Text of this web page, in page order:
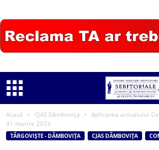
Acasă CJAS Dâmbovița
Aplicarea actualului
31 martie 2023
TÂRGOVIȘTE - DÂMBOVIȚA CJAS DÂMBOVIȚA